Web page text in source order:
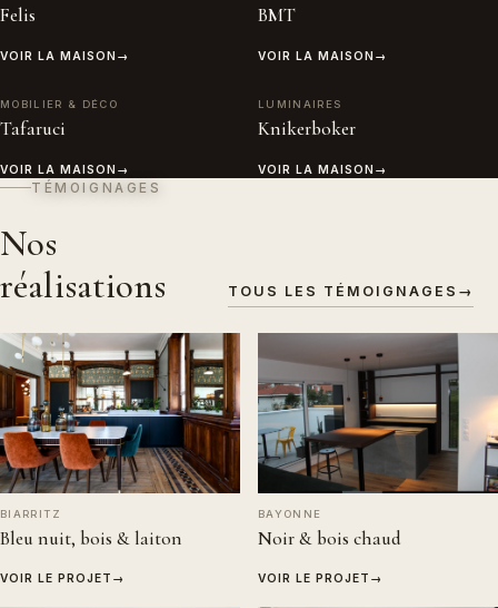
Felis
VOIR LA MAISON →
BMT
VOIR LA MAISON →
MOBILIER & DÉCO
Tafaruci
VOIR LA MAISON →
LUMINAIRES
Knikerboker
VOIR LA MAISON →
TÉMOIGNAGES
Nos
réalisations
TOUS LES TÉMOIGNAGES →
BIARRITZ
Bleu nuit, bois & laiton
VOIR LE PROJET →
BAYONNE
Noir & bois chaud
VOIR LE PROJET →